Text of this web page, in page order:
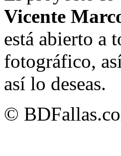
Vicente
está abierto a
fotográfico,
así lo deseas.
©